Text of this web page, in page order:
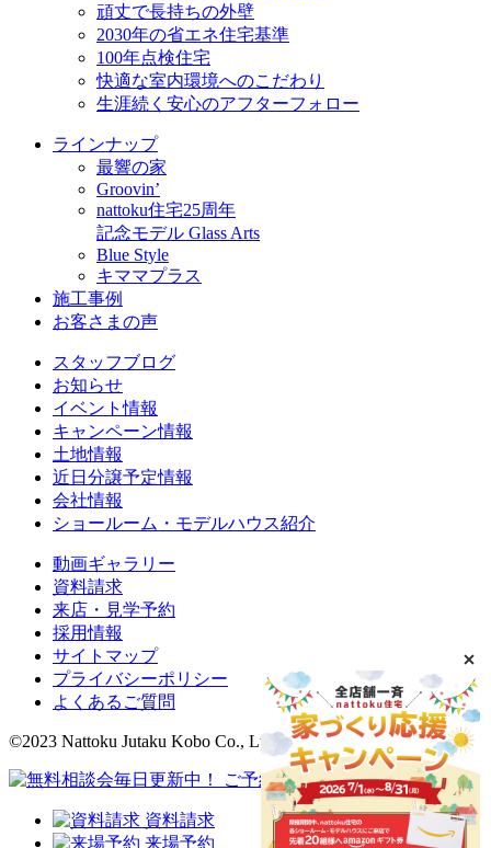
頑丈で長持ちの外壁
2030年の省エネ住宅基準
100年点検住宅
快適な室内環境へのこだわり
生涯続く安心のアフターフォロー
ラインナップ
最響の家
Groovin’
nattoku住宅25周年
記念モデル Glass Arts
Blue Style
キママプラス
施工事例
お客さまの声
スタッフブログ
お知らせ
イベント情報
キャンペーン情報
土地情報
近日分譲予定情報
会社情報
ショールーム・モデルハウス紹介
動画ギャラリー
資料請求
来店・見学予約
採用情報
サイトマップ
プライバシーポリシー
よくあるご質問
©2023 Nattoku Jutaku Kobo Co., Ltd.
資料請求
来場予約